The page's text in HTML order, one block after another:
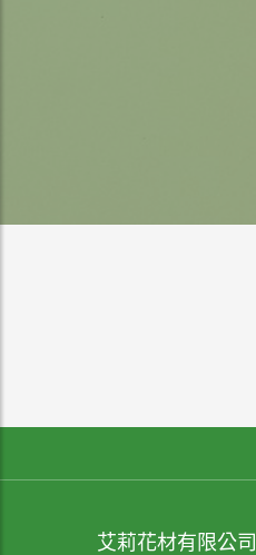
艾莉花材有限公司